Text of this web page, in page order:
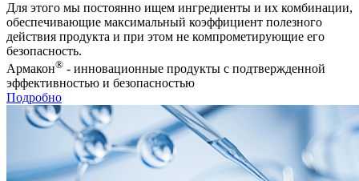
Для этого мы постоянно ищем ингредиенты и их комбинации,
обеспечивающие максимальный коэффициент полезного
действия продукта и при этом не компрометирующие его
безопасность.
Армакон® - инновационные продукты с подтвержденной
эффективностью и безопасностью
Подробно